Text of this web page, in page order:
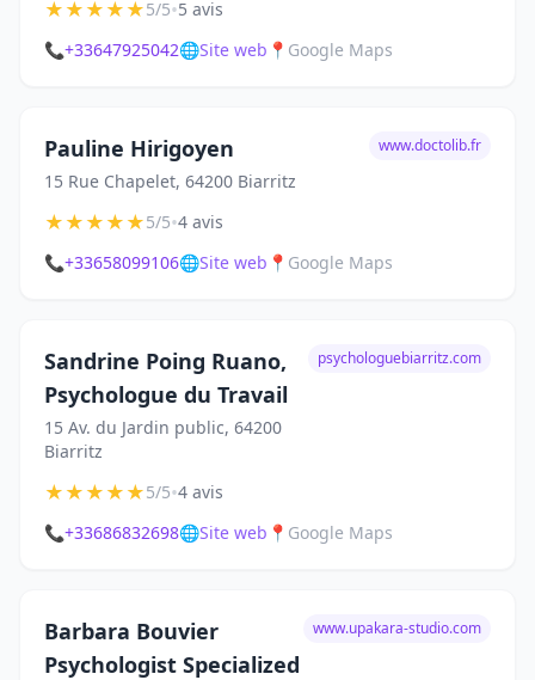
★★★★★5/5•5 avis
📞+33647925042🌐Site web 📍 Google Maps
Pauline Hirigoyen
15 Rue Chapelet, 64200 Biarritz
www.doctolib.fr
★★★★★5/5•4 avis
📞+33658099106🌐Site web 📍 Google Maps
Sandrine Poing Ruano,
Psychologue du Travail
15 Av. du Jardin public, 64200
Biarritz
psychologuebiarritz.com
★★★★★5/5•4 avis
📞+33686832698🌐Site web 📍 Google Maps
Barbara Bouvier
Psychologist Specialized
www.upakara-studio.com